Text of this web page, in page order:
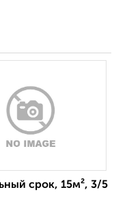
срок, 15м², 3/5